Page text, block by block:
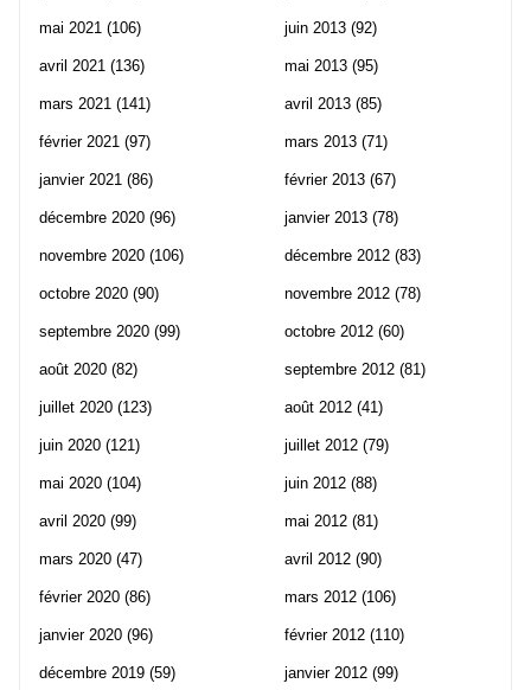
mai 2021 (106)
avril 2021 (136)
mars 2021 (141)
février 2021 (97)
janvier 2021 (86)
décembre 2020 (96)
novembre 2020 (106)
octobre 2020 (90)
septembre 2020 (99)
août 2020 (82)
juillet 2020 (123)
juin 2020 (121)
mai 2020 (104)
avril 2020 (99)
mars 2020 (47)
février 2020 (86)
janvier 2020 (96)
décembre 2019 (59)
juin 2013 (92)
mai 2013 (95)
avril 2013 (85)
mars 2013 (71)
février 2013 (67)
janvier 2013 (78)
décembre 2012 (83)
novembre 2012 (78)
octobre 2012 (60)
septembre 2012 (81)
août 2012 (41)
juillet 2012 (79)
juin 2012 (88)
mai 2012 (81)
avril 2012 (90)
mars 2012 (106)
février 2012 (110)
janvier 2012 (99)